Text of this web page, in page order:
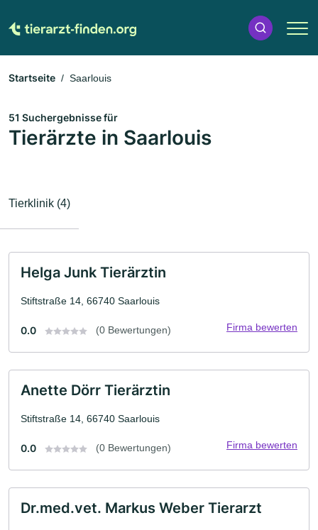
Startseite Saarlouis
51 Suchergebnisse für
Tierärzte in Saarlouis
Tierklinik (4)
Helga Junk Tierärztin
Stiftstraße 14, 66740 Saarlouis
0.0 (0 Bewertungen) Firma bewerten
Anette Dörr Tierärztin
Stiftstraße 14, 66740 Saarlouis
0.0 (0 Bewertungen) Firma bewerten
Dr.med.vet. Markus Weber Tierarzt